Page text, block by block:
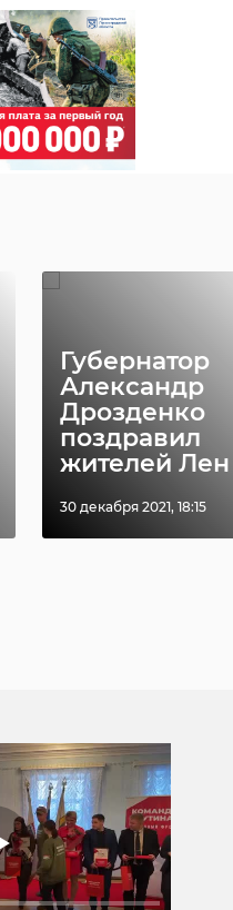
Губернатор
Александр
Дрозденко
поздравил
жителей Лен
30 декабря 2021, 18:15